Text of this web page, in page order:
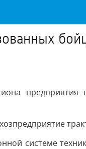
предприятия
системе